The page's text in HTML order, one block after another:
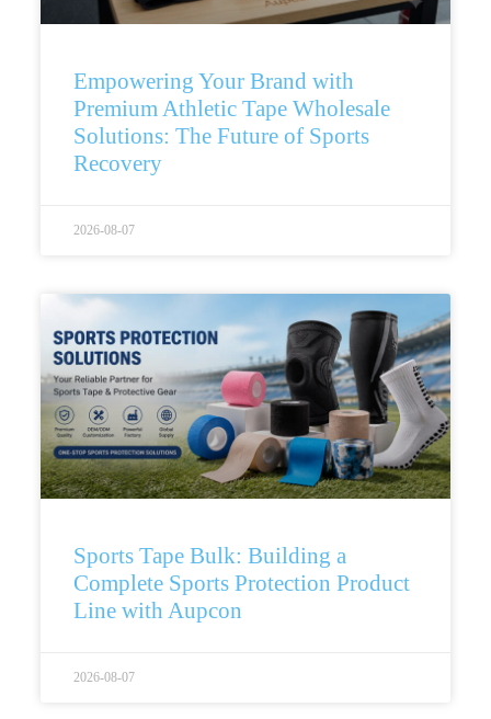
Empowering Your Brand with
Premium Athletic Tape Wholesale
Solutions: The Future of Sports
Recovery
2026-08-07
Sports Tape Bulk: Building a
Complete Sports Protection Product
Line with Aupcon
2026-08-07